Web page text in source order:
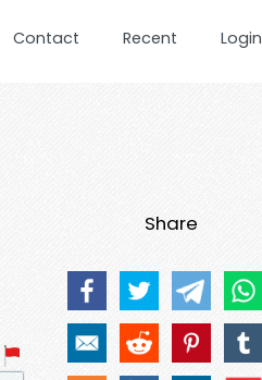
Contact Recent Login
Share